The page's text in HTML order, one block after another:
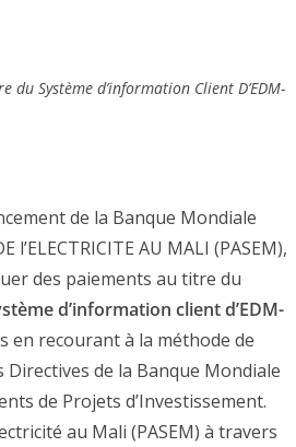
Système d’information Client D’EDM-
de la Banque Mondiale
l’ELECTRICITE AU MALI (PASEM),
des paiements au titre du
d’information client d’EDM-
en recourant à la méthode de
de la Banque Mondiale
de Projets d’Investissement.
au Mali (PASEM) à travers